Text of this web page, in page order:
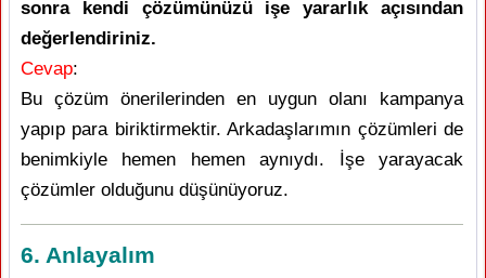
sonra kendi çözümünüzü işe yararlık açısından
değerlendiriniz.
Cevap:
Bu çözüm önerilerinden en uygun olanı kampanya
yapıp para biriktirmektir. Arkadaşlarımın çözümleri de
benimkiyle hemen hemen aynıydı. İşe yarayacak
çözümler olduğunu düşünüyoruz.
6. Anlayalım